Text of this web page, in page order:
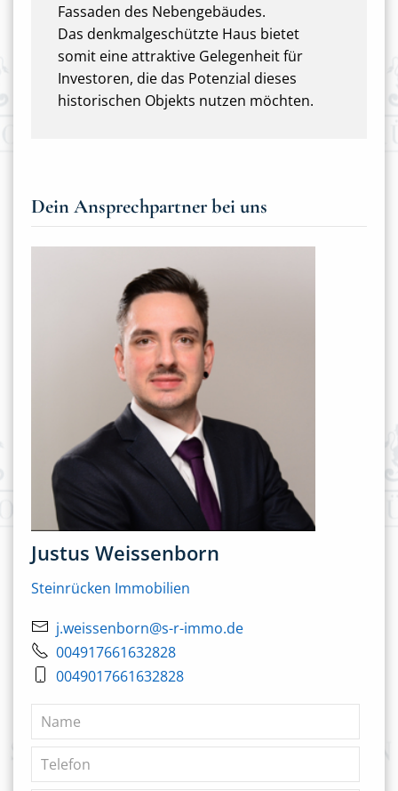
Fassaden des Nebengebäudes.
Das denkmalgeschützte Haus bietet
somit eine attraktive Gelegenheit für
Investoren, die das Potenzial dieses
historischen Objekts nutzen möchten.
Dein Ansprechpartner bei uns
Justus Weissenborn
Steinrücken Immobilien
j.weissenborn@s-r-immo.de
004917661632828
0049017661632828